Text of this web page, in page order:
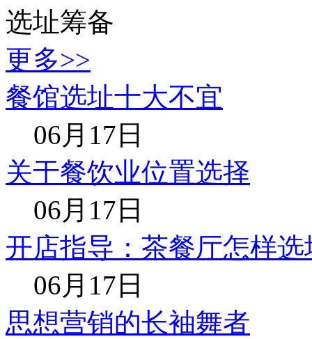
选址筹备
更多>>
餐馆选址十大不宜
06月17日
关于餐饮业位置选择
06月17日
开店指导：茶餐厅怎样选
06月17日
思想营销的长袖舞者